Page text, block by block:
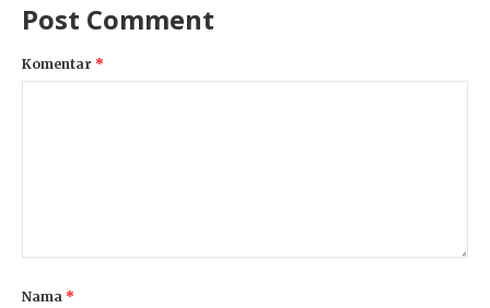
Post Comment
Komentar *
Nama *